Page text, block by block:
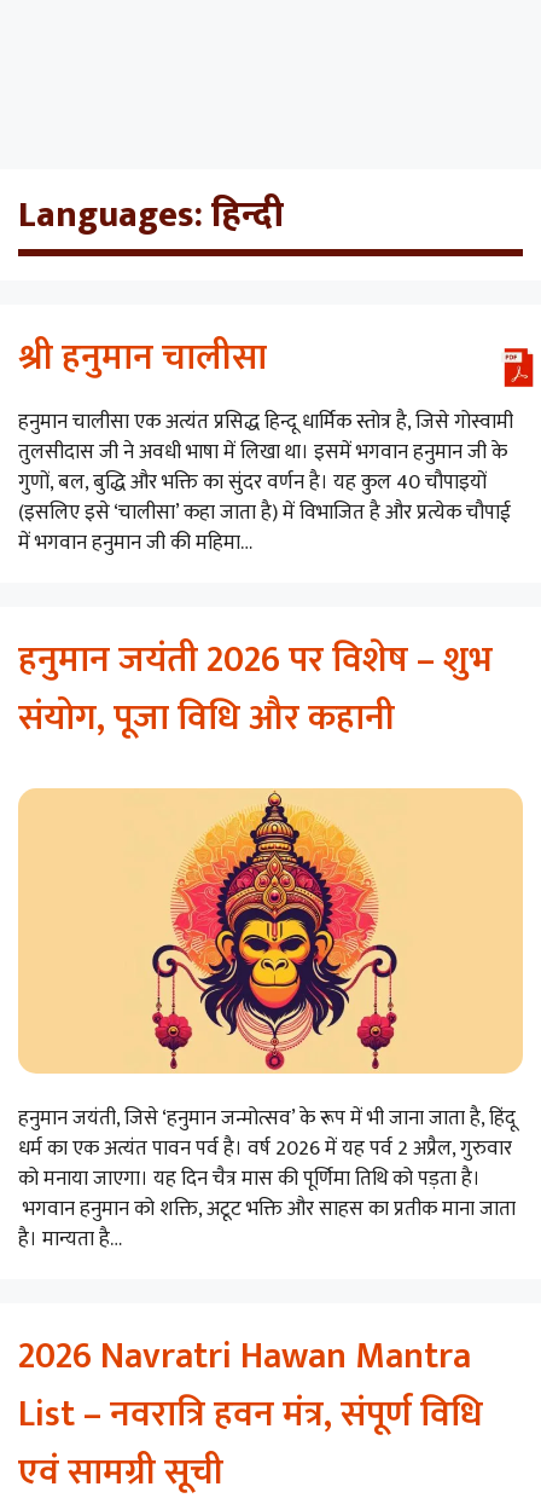
Languages:हिन्दी
श्री हनुमान चालीसा
हनुमान चालीसा एक अत्यंत प्रसिद्ध हिन्दू धार्मिक स्तोत्र है, जिसे गोस्वामी
तुलसीदास जी ने अवधी भाषा में लिखा था। इसमें भगवान हनुमान जी के
गुणों, बल, बुद्धि और भक्ति का सुंदर वर्णन है। यह कुल 40 चौपाइयों
(इसलिए इसे ‘चालीसा’ कहा जाता है) में विभाजित है और प्रत्येक चौपाई
में भगवान हनुमान जी की महिमा…
हनुमान जयंती 2026 पर विशेष – शुभ
संयोग, पूजा विधि और कहानी
हनुमान जयंती, जिसे ‘हनुमान जन्मोत्सव’ के रूप में भी जाना जाता है, हिंदू
धर्म का एक अत्यंत पावन पर्व है। वर्ष 2026 में यह पर्व 2 अप्रैल, गुरुवार
को मनाया जाएगा। यह दिन चैत्र मास की पूर्णिमा तिथि को पड़ता है।
भगवान हनुमान को शक्ति, अटूट भक्ति और साहस का प्रतीक माना जाता
है। मान्यता है…
2026 Navratri Hawan Mantra
List – नवरात्रि हवन मंत्र, संपूर्ण विधि
एवं सामग्री सूची